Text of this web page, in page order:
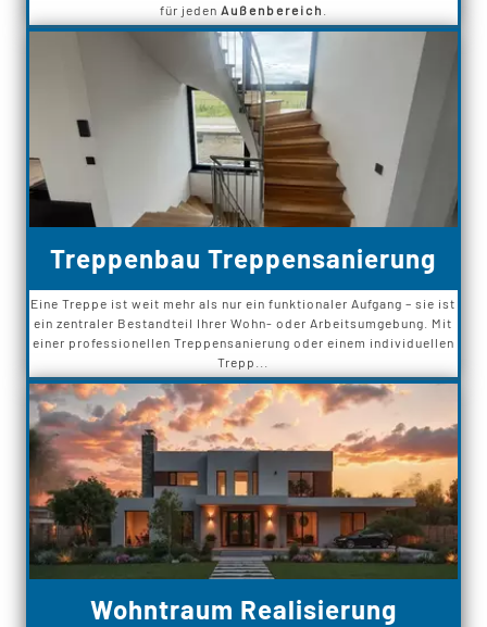
für jeden Außenbereich
Treppenbau Treppensanierung
Eine Treppe ist weit mehr als nur ein funktionaler Aufgang – sie ist
ein zentraler Bestandteil Ihrer Wohn- oder Arbeitsumgebung. Mit
einer professionellen Treppensanierung oder einem individuellen
Trepp...
Wohntraum Realisierung